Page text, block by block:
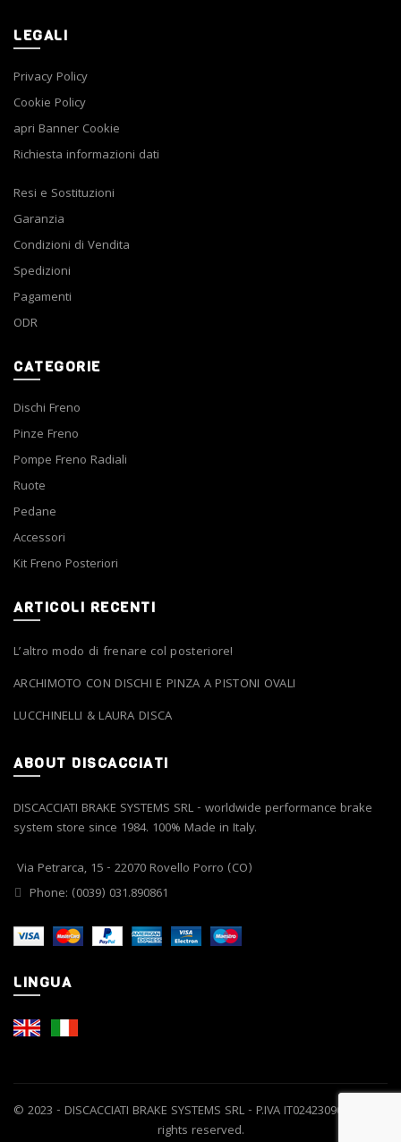
LEGALI
Privacy Policy
Cookie Policy
apri Banner Cookie
Richiesta informazioni dati
Resi e Sostituzioni
Garanzia
Condizioni di Vendita
Spedizioni
Pagamenti
ODR
CATEGORIE
Dischi Freno
Pinze Freno
Pompe Freno Radiali
Ruote
Pedane
Accessori
Kit Freno Posteriori
ARTICOLI RECENTI
L’altro modo di frenare col posteriore!
ARCHIMOTO CON DISCHI E PINZA A PISTONI OVALI
LUCCHINELLI & LAURA DISCA
ABOUT DISCACCIATI
DISCACCIATI BRAKE SYSTEMS SRL - worldwide performance brake
system store since 1984. 100% Made in Italy.
Via Petrarca, 15 - 22070 Rovello Porro (CO)
Phone: (0039) 031.890861
LINGUA
© 2023 - DISCACCIATI BRAKE SYSTEMS SRL - P.IVA IT02423090139 | All
rights reserved.